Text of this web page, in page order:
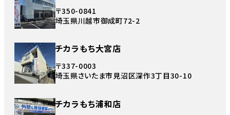
〒350-0841
埼玉県川越市御成町72-2
チカラもち大宮店
〒337-0003
埼玉県さいたま市見沼区深作3丁目30-10
チカラもち浦和店